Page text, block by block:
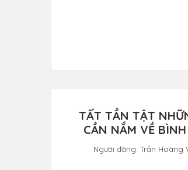
TẤT TẦN TẬT
CẦN NẮM VỀ
Người đăng: Trần Hoàng